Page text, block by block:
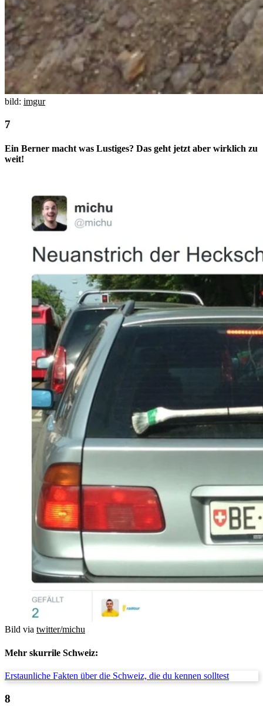
bild: imgur
Ein Berner macht was Lustiges? Das geht jetzt aber wirklich zu
weit!
Bild via twitter/michu
Mehr skurrile Schweiz:
Erstaunliche Fakten über die Schweiz, die du kennen solltest